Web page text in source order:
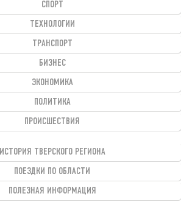
СПОРТ
ТЕХНОЛОГИИ
ТРАНСПОРТ
БИЗНЕС
ЭКОНОМИКА
ПОЛИТИКА
ПРОИСШЕСТВИЯ
ИСТОРИЯ ТВЕРСКОГО РЕГИОНА
ПОЕЗДКИ ПО ОБЛАСТИ
ПОЛЕЗНАЯ ИНФОРМАЦИЯ